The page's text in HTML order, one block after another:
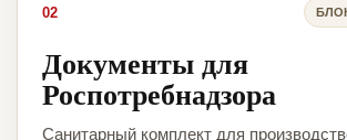
02
Документы для
Роспотребнадзора
Санитарный комплект для